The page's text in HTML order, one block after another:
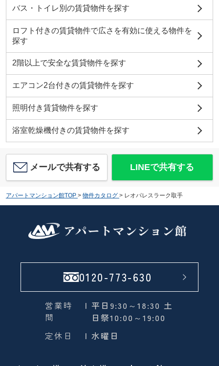
バス・トイレ別の賃貸物件を探す
ロフト付きの賃貸物件で広さを有効に使える物件を
探す
2階以上で安全な賃貸物件を探す
エアコン2台付きの賃貸物件を探す
照明付き賃貸物件を探す
浴室乾燥機付きの賃貸物件を探す
メールで共有する LINEで共有する
アパートマンション館TOP > 物件カタログ > レオパレスラーク取手
0120-773-630
営業時
間
| 平日9:30～18:30 土
日祭10:00～19:00
定休日
| 水曜日